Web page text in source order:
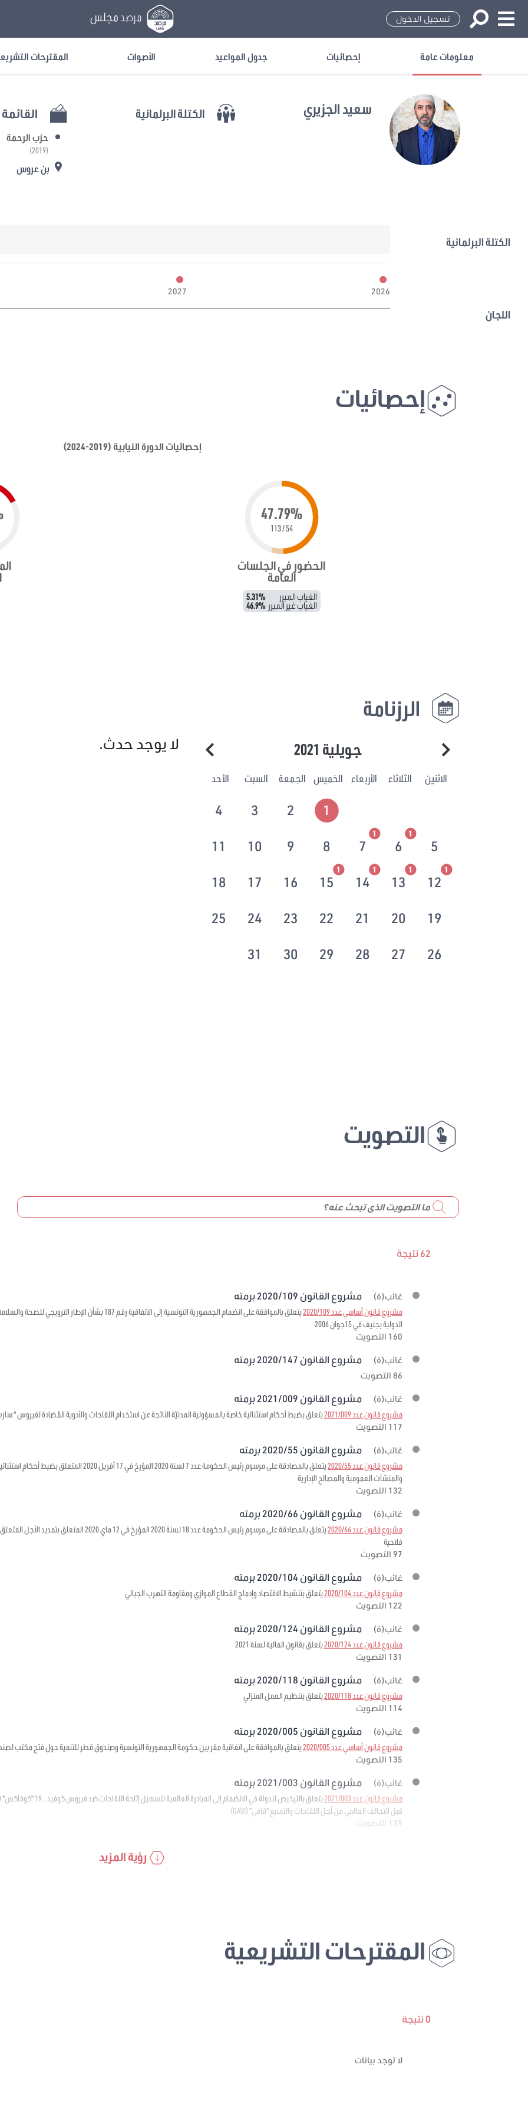
تسجيل الدخول مرصد مجلس
معلومات عامة إحصائيات جدول المواعيد الأصوات المقترحات
سعيد الجزيري الكتلة البرلمانية القائمة
حزب الرحمة
(2019)
بن عروس
الكتلة البرلمانية
اللجان
2026
2027
إحصائيات
إحصائيات الدورة النيابية (2019-2024)
47.79%
54 / 113
الحضور في الجلسات
العامة
الغياب المبرر 5.31%
الغياب غير المبرر 46.9%
الرزنامة
جويلية 2021
الاثنين الثلاثاء الأربعاء الخميس الجمعة السبت الأحد
1
2
3
4
5
6
1
7
1
8
9
10
11
12
1
13
1
14
1
15
1
16
17
18
19
20
21
22
23
24
25
26
27
28
29
30
31
لا يوجد حدث.
التصويت
62 نتيجة
غائب(ة) مشروع القانون 2020/109 برمته
مشروع قانون أساسي عدد 2020/109
يتعلق بالموافقة على انضمام الجمهورية التونسية إلى الاتفاقية
الدولية بجنيف في 15جوان 2006
160 التصويت
غائب(ة) مشروع القانون 2020/147 برمته
86 التصويت
غائب(ة) مشروع القانون 2021/009 برمته
مشروع قانون عدد 2021/009
يتعلق بضبط أحكام استثنائية خاصة بالمسؤولية المدنيّة الناتجة عن استخدام اللقاحات والأدوية المُضادة لفيروس " سارس – كوف - 2 " وجبر
117 التصويت
غائب(ة) مشروع القانون 2020/55 برمته
مشروع قانون عدد 2020/55
يتعلق بالمصادقة على مرسوم رئيس الحكومة عدد 7 لسنة 2020
والمنشآت العمومية والمصالح الإدارية
132 التصويت
غائب(ة) مشروع القانون 2020/66 برمته
مشروع قانون عدد 2020/66
يتعلق بالمصادقة على مرسوم رئيس الحكومة عدد 18 لسنة 2020
فلاحية
97 التصويت
غائب(ة) مشروع القانون 2020/104 برمته
مشروع قانون عدد 2020/104
يتعلق بتنشيط الاقتصاد وإدماج القطاع الموازي ومقاومة التهرب الجبائي
122 التصويت
غائب(ة) مشروع القانون 2020/124 برمته
مشروع قانون عدد 2020/124
يتعلق بقانون المالية لسنة 2021
131 التصويت
غائب(ة) مشروع القانون 2020/118 برمته
مشروع قانون عدد 2020/118
يتعلق بتنظيم العمل المنزلي
114 التصويت
غائب(ة) مشروع القانون 2020/005 برمته
مشروع قانون أساسي عدد 2020/005
يتعلق بالموافقة على اتفاقية مقر بين حكومة الجمهورية التونسية وصندوق قطر للتنمية حول فتح مكتب
135 التصويت
غائب(ة) مشروع القانون 2021/003 برمته
مشروع قانون عدد 2021/003
قبل التحالف العالمي من أجل اللقاحات والتمنيع "قافي" (GAVI)
139 التصويت
رؤية المزيد
المقترحات التشريعية
0 نتيجة
لا توجد بيانات